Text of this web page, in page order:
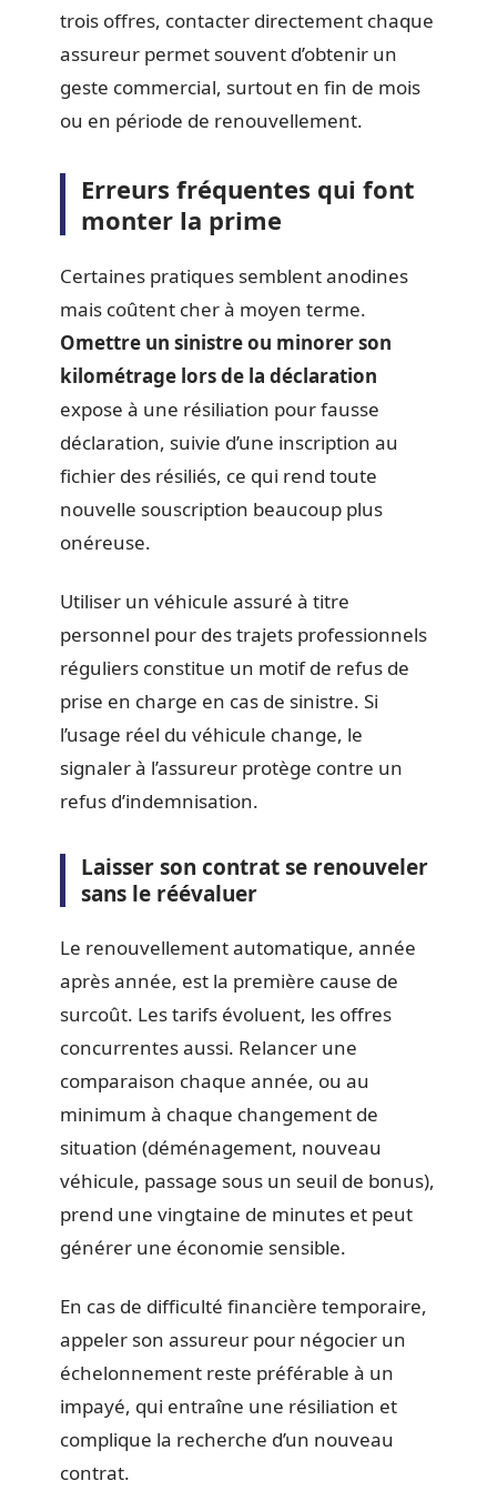
trois offres, contacter directement chaque
assureur permet souvent d’obtenir un
geste commercial, surtout en fin de mois
ou en période de renouvellement.
Erreurs fréquentes qui font
monter la prime
Certaines pratiques semblent anodines
mais coûtent cher à moyen terme.
Omettre un sinistre ou minorer son
kilométrage lors de la déclaration
expose à une résiliation pour fausse
déclaration, suivie d’une inscription au
fichier des résiliés, ce qui rend toute
nouvelle souscription beaucoup plus
onéreuse.
Utiliser un véhicule assuré à titre
personnel pour des trajets professionnels
réguliers constitue un motif de refus de
prise en charge en cas de sinistre. Si
l’usage réel du véhicule change, le
signaler à l’assureur protège contre un
refus d’indemnisation.
Laisser son contrat se renouveler
sans le réévaluer
Le renouvellement automatique, année
après année, est la première cause de
surcoût. Les tarifs évoluent, les offres
concurrentes aussi. Relancer une
comparaison chaque année, ou au
minimum à chaque changement de
situation (déménagement, nouveau
véhicule, passage sous un seuil de bonus),
prend une vingtaine de minutes et peut
générer une économie sensible.
En cas de difficulté financière temporaire,
appeler son assureur pour négocier un
échelonnement reste préférable à un
impayé, qui entraîne une résiliation et
complique la recherche d’un nouveau
contrat.